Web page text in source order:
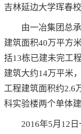
吉林延边大学珲春
由一冶集团总
建筑面积40万平方
括13栋已建未完工
建筑大约14万平米
工程建筑面积约2.6
科实验楼两个单体建
2016年5月12